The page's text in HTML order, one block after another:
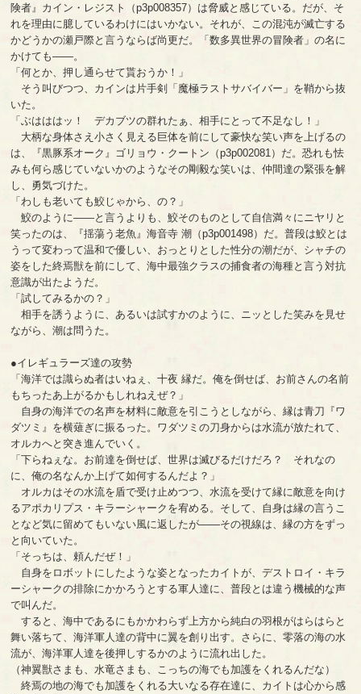
険者』カイン・レジスト（p3p008357）は脅威と感じている。だが、そ
れを理由に臆しているわけにはいかない。それが、この混沌が滅亡する
かどうかの瀬戸際と言うならば尚更だ。「数多異世界の冒険者」の名に
かけても――。
「何とか、押し通らせて貰おうか！」
そう叫びつつ、カインは片手剣「魔極ラストサバイバー」を鞘から抜
いた。
「ぶはははッ！ デカブツの群れたぁ、相手にとって不足なし！」
大柄な身体さえ小さく見える巨体を前にして豪快な笑い声を上げるの
は、『黒豚系オーク』ゴリョウ・クートン（p3p002081）だ。恐れも怯
みも何ら感じていないかのようなその剛毅な笑いは、仲間達の緊張を解
し、勇気づけた。
「わしも老いても鮫じゃから、の？」
鮫のように――と言うよりも、鮫そのものとして自信満々にニヤリと
笑ったのは、『揺蕩う老魚』海音寺 潮（p3p001498）だ。普段は鮫とは
うって変わって温和で優しい、おっとりとした性分の潮だが、シャチの
姿をした終焉獣を前にして、海中最強クラスの捕食者の海種と言う対抗
意識が出たようだ。
「試してみるかの？」
相手を誘うように、あるいは試すかのように、ニッとした笑みを見せ
ながら、潮は問うた。
●イレギュラーズ達の攻勢
「海洋では識らぬ者はいねぇ、十夜 縁だ。俺を倒せば、お前さんの名前
もちったあ上がるかもしれねえぜ？」
自身の海洋での名声を材料に敵意を引こうとしながら、縁は青刀『ワ
ダツミ』を横薙ぎに振るった。ワダツミの刀身からは水流が放たれて、
オルカへと突き進んでいく。
「下らねぇな。お前達を倒せば、世界は滅びるだけだろ？ それなの
に、俺の名なんか上げて如何するんだよ？」
オルカはその水流を盾で受け止めつつ、水流を受けて縁に敵意を向け
るアポカリプス・キラーシャークを宥める。そして、自身は縁の言うこ
となど気に留めてもいない風に返したが――その視線は、縁の方をずっ
と向いていた。
「そっちは、頼んだぜ！」
自身をロボットにしたような姿となったカイトが、デストロイ・キラ
ーシャークの排除にかかろうとする軍人達に、普段とは違う機械的な声
で叫んだ。
すると、海中であるにもかかわらず上方から純白の羽根がはらはらと
舞い落ちて、海洋軍人達の背中に翼を創り出す。さらに、零落の海の水
流が、海洋軍人達を後押しするかのように流れ出した。
（神翼獣さまも、水竜さまも、こっちの海でも加護をくれるんだな）
終焉の地の海でも加護をくれる大いなる存在達に、カイトは心から感